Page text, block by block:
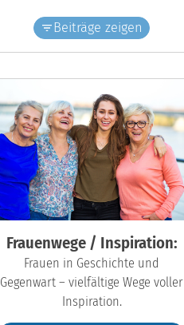
Beiträge zeigen
Frauenwege / Inspiration:
Frauen in Geschichte und
Gegenwart – vielfältige Wege voller
Inspiration.